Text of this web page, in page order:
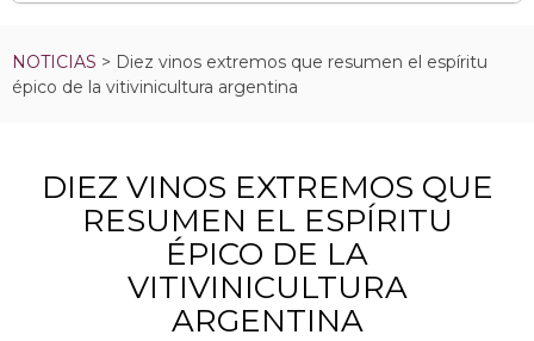
NOTICIAS > Diez vinos extremos que resumen el espíritu
épico de la vitivinicultura argentina
DIEZ VINOS EXTREMOS QUE
RESUMEN EL ESPÍRITU
ÉPICO DE LA
VITIVINICULTURA
ARGENTINA